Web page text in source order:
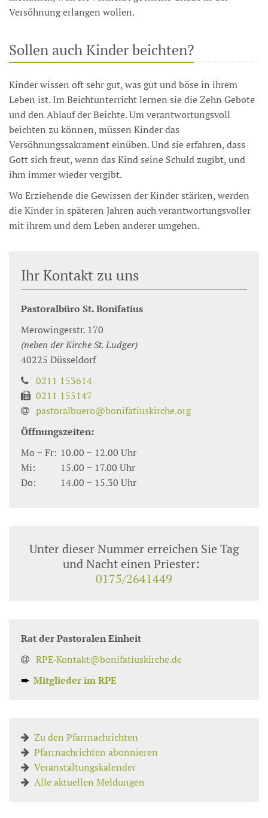
Versöhnung erlangen wollen.
Sollen auch Kinder beichten?
Kinder wissen oft sehr gut, was gut und böse in ihrem
Leben ist. Im Beichtunterricht lernen sie die Zehn Gebote
und den Ablauf der Beichte. Um verantwortungsvoll
beichten zu können, müssen Kinder das
Versöhnungssakrament einüben. Und sie erfahren, dass
Gott sich freut, wenn das Kind seine Schuld zugibt, und
ihm immer wieder vergibt.
Wo Erziehende die Gewissen der Kinder stärken, werden
die Kinder in späteren Jahren auch verantwortungsvoller
mit ihrem und dem Leben anderer umgehen.
Ihr Kontakt zu uns
Pastoralbüro St. Bonifatius
Merowingerstr. 170
(neben der Kirche St. Ludger)
40225 Düsseldorf
0211 153614
0211 155147
pastoralbuero@bonifatiuskirche.org
Öffnungszeiten:
Mo − Fr: 10.00 − 12.00 Uhr
Mi:
15.00 − 17.00 Uhr
Do:
14.00 − 15.30 Uhr
Unter dieser Nummer erreichen Sie Tag
und Nacht einen Priester:
0175/2641449
Rat der Pastoralen Einheit
RPE‑Kontakt@bonifatiuskirche.de
➨ Mitglieder im RPE
Zu den Pfarrnachrichten
Pfarrnachrichten abonnieren
Veranstaltungskalender
Alle aktuellen Meldungen